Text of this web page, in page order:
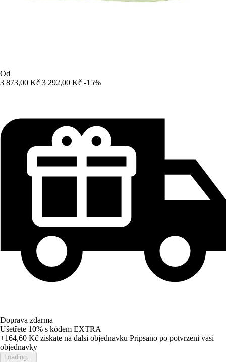
Od
3 873,00 Kč 3 292,00 Kč -15%
Doprava zdarma
Ušetřete 10% s kódem EXTRA
+164,60 Kč ziskate na dalsi objednavku Pripsano po potvrzeni vasi
objednavky
Loading...